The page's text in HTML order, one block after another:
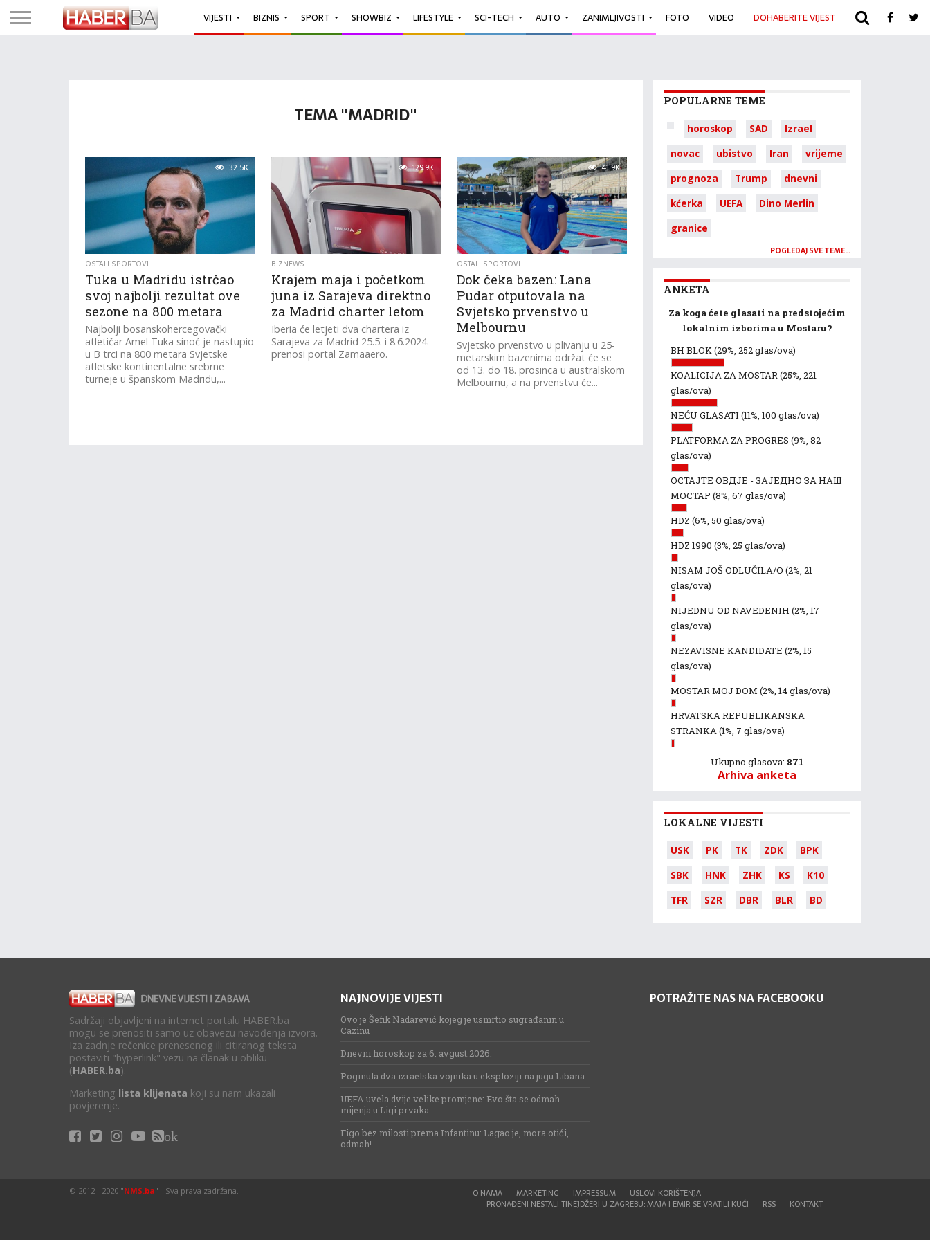
VIJESTI BIZNIS SPORT SHOWBIZ LIFESTYLE SCI-TECH AUTO ZANIMLJIVOSTI FOTO VIDEO DOHABERITE VIJEST ARHIVA
TEMA "MADRID"
32.5K
OSTALI SPORTOVI
Tuka u Madridu istrčao
svoj najbolji rezultat ove
sezone na 800 metara
Najbolji bosanskohercegovački
atletičar Amel Tuka sinoć je nastupio
u B trci na 800 metara Svjetske
atletske kontinentalne srebrne
turneje u španskom Madridu,...
129.9K
BIZNEWS
Krajem maja i početkom
juna iz Sarajeva direktno
za Madrid charter letom
Iberia će letjeti dva chartera iz
Sarajeva za Madrid 25.5. i 8.6.2024.
prenosi portal Zamaaero.
41.9K
OSTALI SPORTOVI
Dok čeka bazen: Lana
Pudar otputovala na
Svjetsko prvenstvo u
Melbournu
Svjetsko prvenstvo u plivanju u 25-
metarskim bazenima održat će se
od 13. do 18. prosinca u australskom
Melbournu, a na prvenstvu će...
POPULARNE TEME
horoskop SAD
Izrael
novac
ubistvo Iran
vrijeme
prognoza
Trump
dnevni
kćerka
UEFA
Dino Merlin
granice
POGLEDAJ SVE TEME…
ANKETA
Za koga ćete glasati na predstojećim
lokalnim izborima u Mostaru?
BH BLOK(29%, 252 glas/ova)
KOALICIJA ZA MOSTAR(25%, 221
glas/ova)
NEĆU GLASATI (11%, 100 glas/ova)
PLATFORMA ZA PROGRES (9%, 82
glas/ova)
ОСТАЈТЕ ОВДЈЕ - ЗАЈЕДНО ЗА НАШ
МОСТАР (8%, 67 glas/ova)
HDZ (6%, 50 glas/ova)
HDZ 1990 (3%, 25 glas/ova)
NISAM JOŠ ODLUČILA/O (2%, 21
glas/ova)
NIJEDNU OD NAVEDENIH (2%, 17
glas/ova)
NEZAVISNE KANDIDATE (2%, 15
glas/ova)
MOSTAR MOJ DOM (2%, 14 glas/ova)
HRVATSKA REPUBLIKANSKA
STRANKA(1%, 7 glas/ova)
Ukupno glasova: 871
Arhiva anketa
LOKALNE VIJESTI
USK PK TK ZDK
BPK
SBK
HNK ZHK KS
K10
TFR
SZR DBR BLR BD
Sadržaji objavljeni na internet portalu HABER.ba
mogu se prenositi samo uz obavezu navođenja izvora.
Iza zadnje rečenice prenesenog ili citiranog teksta
postaviti "hyperlink" vezu na članak u obliku
(HABER.ba).
Marketing lista klijenata koji su nam ukazali
povjerenje.
ok
NAJNOVIJE VIJESTI
Ovo je Šefik Nadarević kojeg je usmrtio sugrađanin u
Cazinu
Dnevni horoskop za 6. avgust.2026.
Poginula dva izraelska vojnika u eksploziji na jugu Libana
UEFA uvela dvije velike promjene: Evo šta se odmah
mijenja u Ligi prvaka
Figo bez milosti prema Infantinu: Lagao je, mora otići,
odmah!
POTRAŽITE NAS NA FACEBOOKU
O NAMA MARKETING IMPRESSUM
USLOVI KORIŠTENJA
PRONAĐENI NESTALI TINEJDŽERI U ZAGREBU: MAJA I EMIR SE VRATILI KUĆI
RSS KONTAKT
© 2012 - 2020 "NMS.ba" - Sva prava zadržana.